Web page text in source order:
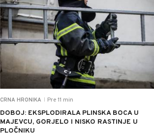
CRNA HRONIKA Pre 11 min
DOBOJ: EKSPLODIRALA PLINSKA BOCA U
MAJEVCU, GORJELO I NISKO RASTINJE U
PLOČNIKU